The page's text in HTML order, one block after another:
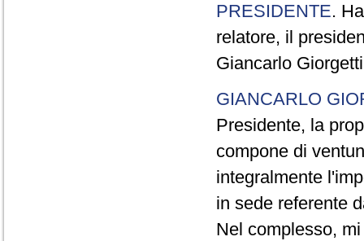
PRESIDENTE.
relatore, il
Giancarlo
GIANCARLO
Presidente, la
compone di
integralmente
in sede referente
Nel complesso,